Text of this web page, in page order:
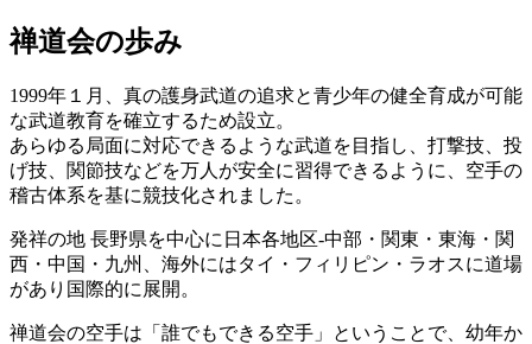
禅道会の歩み
1999年１月、真の護身武道の追求と青少年の健全育成が可能
な武道教育を確立するため設立。
あらゆる局面に対応できるような武道を目指し、打撃技、投
げ技、関節技などを万人が安全に習得できるように、空手の
稽古体系を基に競技化されました。
発祥の地 長野県を中心に日本各地区‐中部・関東・東海・関
西・中国・九州、海外にはタイ・フィリピン・ラオスに道場
があり国際的に展開。
禅道会の空手は「誰でもできる空手」ということで、幼年か